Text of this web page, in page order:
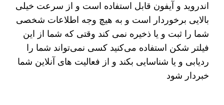
اندروید و آیفون قابل استفاده است و از سرعت خیلی
بالایی برخوردار است و به هیچ وجه اطلاعات شخصی
شما را ثبت و یا ذخیره نمی کند وقتی که شما از این
فیلتر شکن استفاده می‌کنید کسی نمی‌تواند شما را
ردیابی و یا شناسایی بکند و از فعالیت های آنلاین شما
خبردار شود